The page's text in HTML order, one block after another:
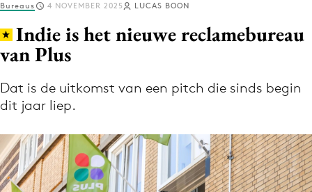
Log in
Volg het laatste nieuws via de Adformatie
Bureaus 4 NOVEMBER 2025 LUCAS BOON
Indie is het nieuwe reclamebureau
van Plus
Dat is de uitkomst van een pitch die sinds begin
dit jaar liep.